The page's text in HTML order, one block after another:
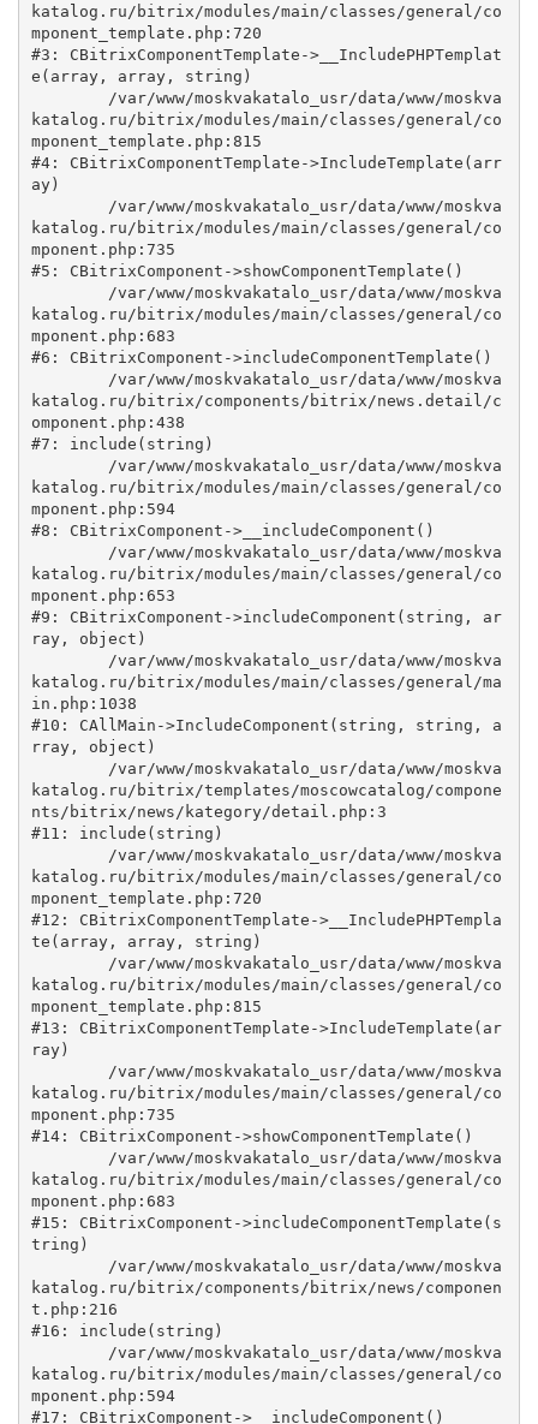
katalog.ru/bitrix/modules/main/classes/general/co
mponent_template.php:720
#3: CBitrixComponentTemplate->__IncludePHPTemplat
e(array, array, string)
katalog.ru/bitrix/modules/main/classes/general/co
mponent_template.php:815
#4: CBitrixComponentTemplate->IncludeTemplate(arr
ay)
katalog.ru/bitrix/modules/main/classes/general/co
mponent.php:735
#5: CBitrixComponent->showComponentTemplate()
katalog.ru/bitrix/modules/main/classes/general/co
mponent.php:683
#6: CBitrixComponent->includeComponentTemplate()
katalog.ru/bitrix/components/bitrix/news.detail/c
omponent.php:438
#7: include(string)
katalog.ru/bitrix/modules/main/classes/general/co
mponent.php:594
#8: CBitrixComponent->__includeComponent()
katalog.ru/bitrix/modules/main/classes/general/co
mponent.php:653
#9: CBitrixComponent->includeComponent(string, ar
ray, object)
katalog.ru/bitrix/modules/main/classes/general/ma
in.php:1038
#10: CAllMain->IncludeComponent(string, string, a
rray, object)
katalog.ru/bitrix/templates/moscowcatalog/compone
nts/bitrix/news/kategory/detail.php:3
#11: include(string)
katalog.ru/bitrix/modules/main/classes/general/co
mponent_template.php:720
#12: CBitrixComponentTemplate->__IncludePHPTempla
te(array, array, string)
katalog.ru/bitrix/modules/main/classes/general/co
mponent_template.php:815
#13: CBitrixComponentTemplate->IncludeTemplate(ar
ray)
katalog.ru/bitrix/modules/main/classes/general/co
mponent.php:735
#14: CBitrixComponent->showComponentTemplate()
katalog.ru/bitrix/modules/main/classes/general/co
mponent.php:683
#15: CBitrixComponent->includeComponentTemplate(s
tring)
katalog.ru/bitrix/components/bitrix/news/componen
t.php:216
#16: include(string)
katalog.ru/bitrix/modules/main/classes/general/co
mponent.php:594
#17: CBitrixComponent->__includeComponent()